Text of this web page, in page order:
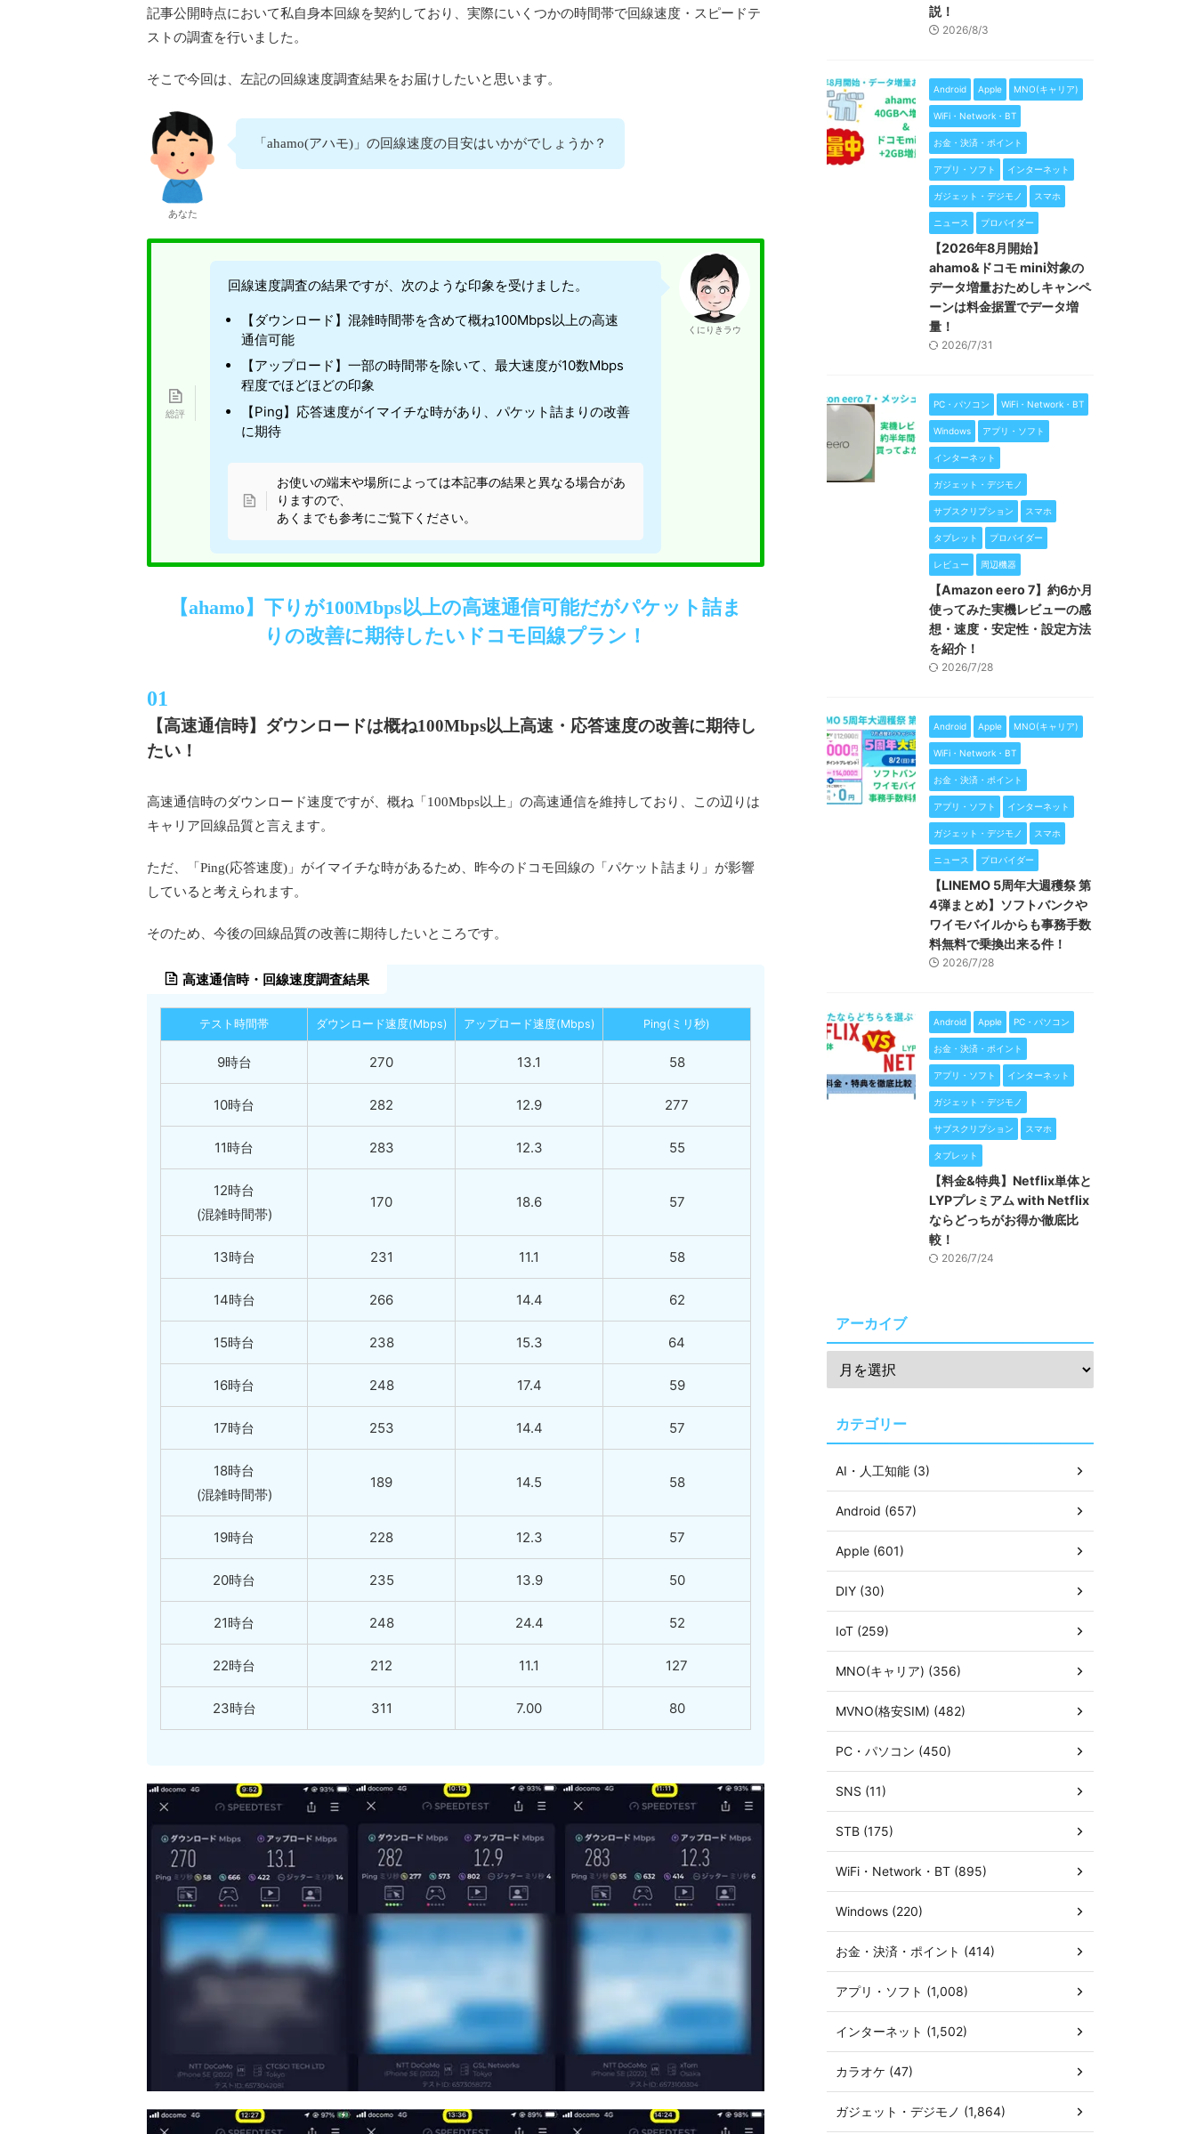
記事公開時点において私自身本回線を契約しており、実際にいくつかの時間帯で回線速度・スピードテ
ストの調査を行いました。
そこで今回は、左記の回線速度調査結果をお届けしたいと思います。
あなた
「ahamo(アハモ)」の回線速度の目安はいかがでしょうか？
回線速度調査の結果ですが、次のような印象を受けました。
【ダウンロード】混雑時間帯を含めて概ね100Mbps以上の高速
通信可能
【アップロード】一部の時間帯を除いて、最大速度が10数Mbps
程度でほどほどの印象
【Ping】応答速度がイマイチな時があり、パケット詰まりの改善
に期待
お使いの端末や場所によっては本記事の結果と異なる場合があ
りますので、
あくまでも参考にご覧下ください。
くにりきラウ
【ahamo】下りが100Mbps以上の高速通信可能だがパケット詰ま
りの改善に期待したいドコモ回線プラン！
【高速通信時】ダウンロードは概ね100Mbps以上高速・応答速度の改善に期待し
たい！
高速通信時のダウンロード速度ですが、概ね「100Mbps以上」の高速通信を維持しており、この辺りは
キャリア回線品質と言えます。
ただ、「Ping(応答速度)」がイマイチな時があるため、昨今のドコモ回線の「パケット詰まり」が影響
していると考えられます。
そのため、今後の回線品質の改善に期待したいところです。
高速通信時・回線速度調査結果
テスト時間帯 ダウンロード速度(Mbps) アップロード速度(Mbps) Ping(ミリ秒)
9時台 270 13.1 58
10時台 282 12.9 277
11時台 283 12.3 55
12時台
(混雑時間帯)
170 18.6 57
13時台 231 11.1 58
14時台 266 14.4 62
15時台 238 15.3 64
16時台 248 17.4 59
17時台 253 14.4 57
18時台
(混雑時間帯)
189 14.5 58
19時台 228 12.3 57
20時台 235 13.9 50
21時台 248 24.4 52
22時台 212 11.1 127
23時台 311 7.00 80
説！
2026/8/3
Android Apple MNO(キャリア)
WiFi・Network・BT
お金・決済・ポイント
アプリ・ソフト インターネット
ガジェット・デジモノ スマホ
ニュース プロバイダー
【2026年8月開始】
ahamo&ドコモ mini対象の
データ増量おためしキャンペ
ーンは料金据置でデータ増
量！
2026/7/31
PC・パソコン WiFi・Network・BT
Windows アプリ・ソフト
インターネット
ガジェット・デジモノ
サブスクリプション スマホ
タブレット プロバイダー
レビュー 周辺機器
【Amazon eero 7】約6か月
使ってみた実機レビューの感
想・速度・安定性・設定方法
を紹介！
2026/7/28
Android Apple MNO(キャリア)
WiFi・Network・BT
お金・決済・ポイント
アプリ・ソフト インターネット
ガジェット・デジモノ スマホ
ニュース プロバイダー
【LINEMO 5周年大週穫祭 第
4弾まとめ】ソフトバンクや
ワイモバイルからも事務手数
料無料で乗換出来る件！
2026/7/28
Android Apple PC・パソコン
お金・決済・ポイント
アプリ・ソフト インターネット
ガジェット・デジモノ
サブスクリプション スマホ
タブレット
【料金&特典】Netflix単体と
LYPプレミアム with Netflix
ならどっちがお得か徹底比
較！
2026/7/24
アーカイブ
カテゴリー
AI・人工知能 (3)
Android (657)
Apple (601)
DIY (30)
IoT (259)
MNO(キャリア) (356)
MVNO(格安SIM) (482)
PC・パソコン (450)
SNS (11)
STB (175)
WiFi・Network・BT (895)
Windows (220)
お金・決済・ポイント (414)
アプリ・ソフト (1,008)
インターネット (1,502)
カラオケ (47)
ガジェット・デジモノ (1,864)